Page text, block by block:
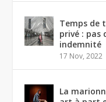
Temps de
privé : pas
indemnité
17 Nov, 2022
La